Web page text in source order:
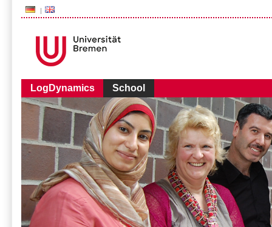
LogDynamics School
###AUDIENCE-BOX###